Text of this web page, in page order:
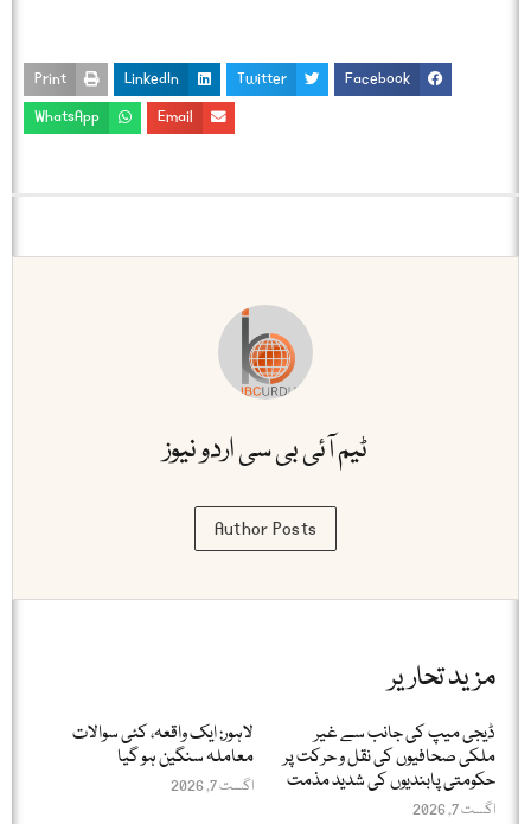
Facebook
Twitter
LinkedIn
Print
Email
WhatsApp
ٹیم آئی بی سی اردو نیوز
Author Posts
مزید تحاریر
ڈیجی میپ کی جانب سے غیر
ملکی صحافیوں کی نقل و حرکت پر
حکومتی پابندیوں کی شدید مذمت
اگست 7, 2026
لاہور: ایک واقعہ، کئی سوالات
معاملہ سنگین ہو گیا
اگست 7, 2026